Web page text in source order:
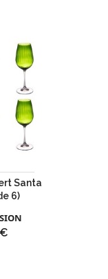
Santa
6)